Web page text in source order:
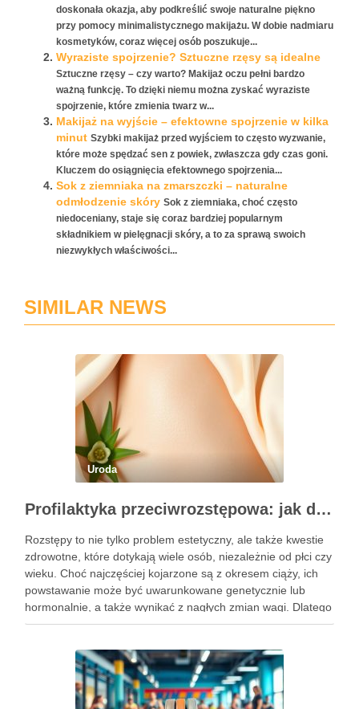
doskonała okazja, aby podkreślić swoje naturalne piękno
przy pomocy minimalistycznego makijażu. W dobie nadmiaru
kosmetyków, coraz więcej osób poszukuje...
Wyraziste spojrzenie? Sztuczne rzęsy są idealne
Sztuczne rzęsy – czy warto? Makijaż oczu pełni bardzo
ważną funkcję. To dzięki niemu można zyskać wyraziste
spojrzenie, które zmienia twarz w...
Makijaż na wyjście – efektowne spojrzenie w kilka
minut Szybki makijaż przed wyjściem to często wyzwanie,
które może spędzać sen z powiek, zwłaszcza gdy czas goni.
Kluczem do osiągnięcia efektownego spojrzenia...
Sok z ziemniaka na zmarszczki – naturalne
odmłodzenie skóry Sok z ziemniaka, choć często
niedoceniany, staje się coraz bardziej popularnym
składnikiem w pielęgnacji skóry, a to za sprawą swoich
niezwykłych właściwości...
SIMILAR NEWS
Uroda
Profilaktyka przeciwrozstępowa: jak dbać o skórę skutecznie?
Rozstępy to nie tylko problem estetyczny, ale także kwestie
zdrowotne, które dotykają wiele osób, niezależnie od płci czy
wieku. Choć najczęściej kojarzone są z okresem ciąży, ich
powstawanie może być uwarunkowane genetycznie lub
hormonalnie, a także wynikać z nagłych zmian wagi. Dlatego
kluczowe jest, aby już od najmłodszych lat zadbać …